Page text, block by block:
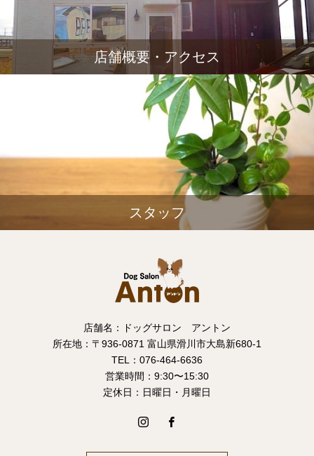
店舗概要・アクセス
スタッフ
店舗名：ドッグサロン アントン
所在地：〒936-0871 富山県滑川市大島新680-1
TEL：076-464-6636
営業時間：9:30〜15:30
定休日：日曜日・月曜日